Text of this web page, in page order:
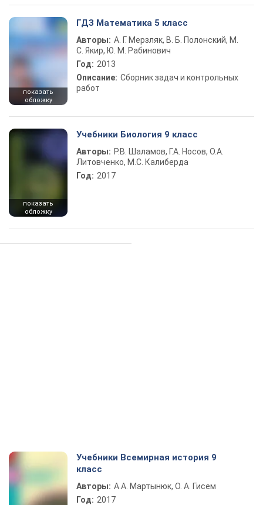
показать
обложку
ГДЗ Математика 5 класс
Авторы: А. Г. Мерзляк, В. Б. Полонский, М.
С. Якир, Ю. М. Рабинович
Год: 2013
Описание: Сборник задач и контрольных
работ
показать
обложку
Учебники Биология 9 класс
Авторы: Р.В. Шаламов, Г.А. Носов, О.А.
Литовченко, М.С. Калиберда
Год: 2017
Учебники Всемирная история 9
класс
Авторы: А.А. Мартынюк, О. А. Гисем
Год: 2017